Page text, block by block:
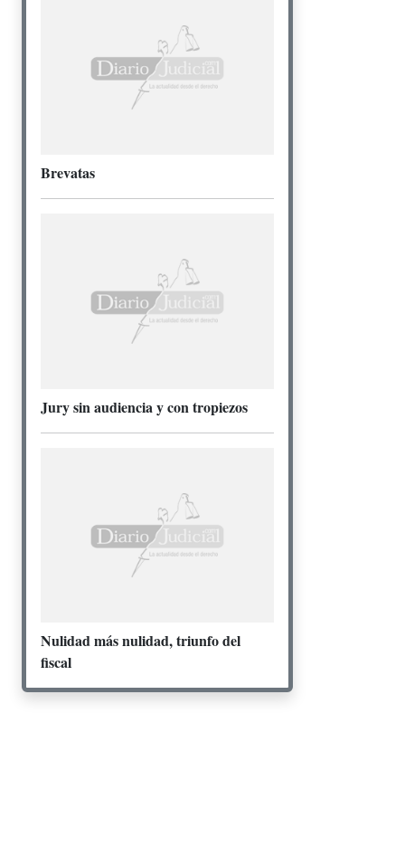
Brevatas
Jury sin audiencia y con tropiezos
Nulidad más nulidad, triunfo del
fiscal